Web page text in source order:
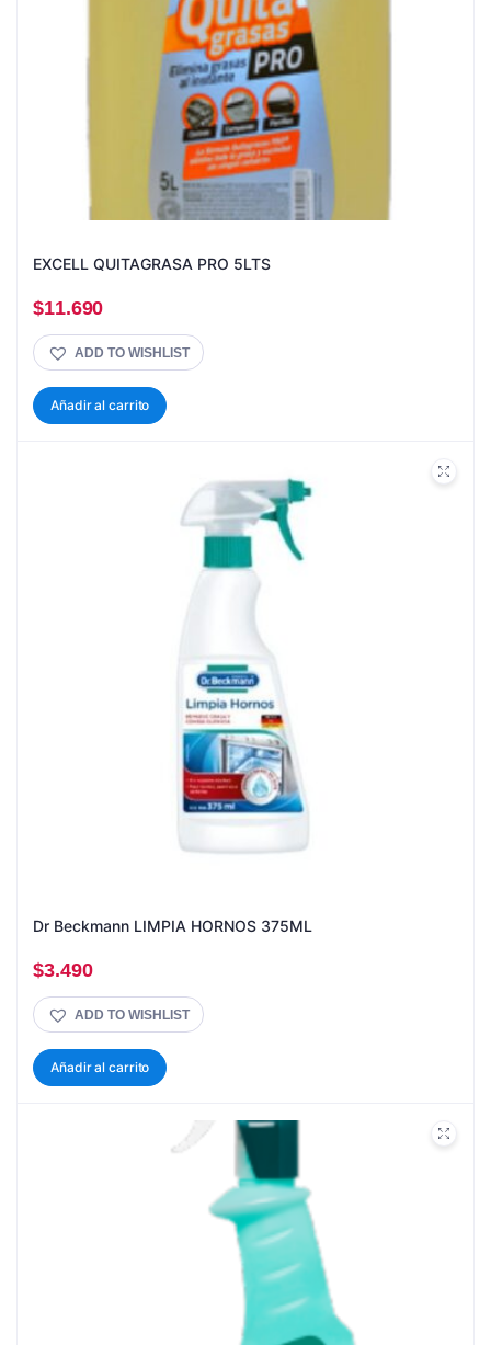
EXCELL QUITAGRASA PRO 5LTS
$11.690
ADD TO WISHLIST
Añadir al carrito
Dr Beckmann LIMPIA HORNOS 375ML
$3.490
ADD TO WISHLIST
Añadir al carrito